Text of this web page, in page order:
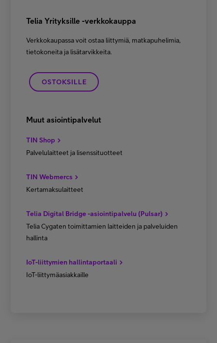
Telia Yrityksille -verkkokauppa
Verkkokaupassa voit ostaa liittymiä, matkapuhelimia,
tietokoneita ja lisätarvikkeita.
OSTOKSILLE
Muut asiointipalvelut
TIN Shop
Palvelulaitteet ja lisenssituotteet
TIN Webmercs
Kertamaksulaitteet
Telia Digital Bridge -asiointipalvelu (Pulsar)
Telia Cygaten toimittamien laitteiden ja palveluiden
hallinta
IoT-liittymien hallintaportaali
IoT-liittymäasiakkaille